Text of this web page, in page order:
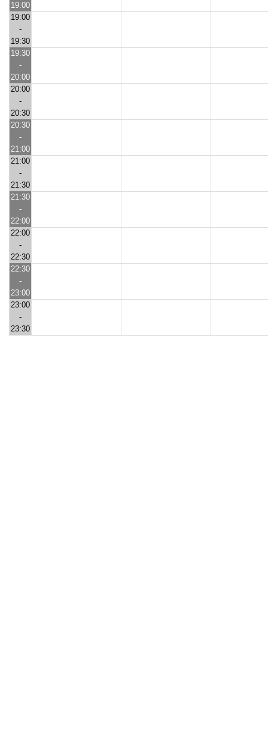
19:00
19:00
-
19:30
19:30
-
20:00
20:00
-
20:30
20:30
-
21:00
21:00
-
21:30
21:30
-
22:00
22:00
-
22:30
22:30
-
23:00
23:00
-
23:30